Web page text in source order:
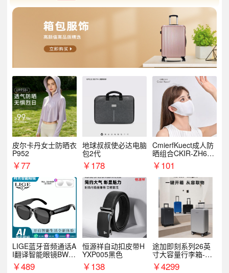
皮尔卡丹女士防晒衣
P952
￥77
地球叔叔使必达电脑
包2代
￥178
CmierfKuect成人防
晒组合CKIR-ZH632
0￥101
LIGE蓝牙音频通话A
I翻译智能眼镜BWM
89
￥489
恒源祥自动扣皮带H
YXP005黑色
￥138
途加即刻系列26英
寸大容量行李箱-星
云绿/星光绿
￥4299